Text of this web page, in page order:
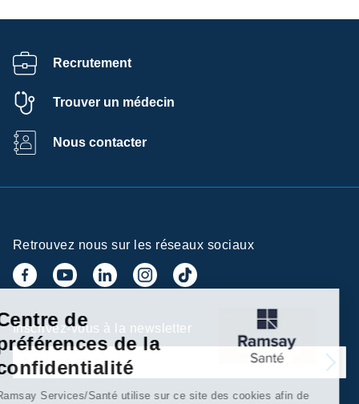
Recrutement
Trouver un médecin
Nous contacter
Retrouvez nous sur les réseaux sociaux
Inscrivez-vous à la newsletter
Centre de
préférences de la
confidentialité
Ramsay Services/Santé utilise sur ce site des cookies afin de